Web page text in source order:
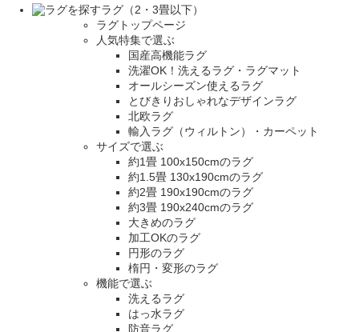
ラグ（2・3畳以下）
ラグトップページ
人気特集で選ぶ
国産高機能ラグ
洗濯OK！洗えるラグ・ラグマット
オールシーズン使えるラグ
とびきりおしゃれなデザインラグ
北欧ラグ
輸入ラグ（ウィルトン）・カーペット
サイズで選ぶ
約1畳 100x150cmのラグ
約1.5畳 130x190cmのラグ
約2畳 190x190cmのラグ
約3畳 190x240cmのラグ
大きめのラグ
加工OKのラグ
円形のラグ
楕円・変形のラグ
機能で選ぶ
洗えるラグ
はっ水ラグ
防音ラグ